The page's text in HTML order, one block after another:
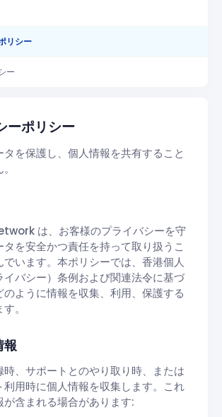
リシー
ー
ーポリシー
タを保護し、個人情報を共有すること
は、お客様のプライバシーを守
タを安全かつ責任を持って取り扱うこ
でいます。本ポリシーでは、香港個人
イバシー）条例および関連法令に基づ
のように情報を収集、利用、保護する
。
報
時、サポートとのやり取り時、または
利用時に個人情報を収集します。これ
が含まれる場合があります: